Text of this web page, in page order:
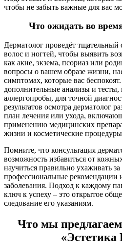
чтобы не забыть важные для вас
Что ожидать во
Дерматолог проведёт
волос и ногтей, чтобы выявить
как акне, экзема, псориаз или
вопросы о вашем образе жизни,
симптомах, которые вас
дополнительные анализы и
аллергопробы, для точной
результатов осмотра дерматолог
план лечения или ухода,
применению медицинских
жизни и косметические
Помните, что консультация
возможность избавиться от
научиться правильно ухаживать
профессиональные рекомендации
заболевания. Подход к каждому
ключ к успеху – это открытое
следование его указаниям.
Что мы
«Эстетика